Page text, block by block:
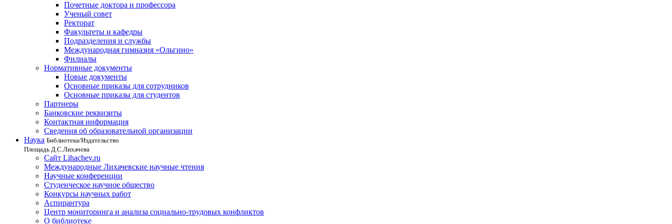
Почетные доктора и профессора
Ученый совет
Ректорат
Факультеты и кафедры
Подразделения и службы
Международная гимназия «Ольгино»
Филиалы
Нормативные документы
Новые документы
Основные приказы для сотрудников
Основные приказы для студентов
Партнеры
Банковские реквизиты
Контактная информация
Сведения об образовательной организации
Наука Библиотека/Издательство
Площадь Д.С.Лихачева
Сайт Lihachev.ru
Международные Лихачевские научные чтения
Научные конференции
Студенческое научное общество
Конкурсы научных работ
Аспирантура
Центр мониторинга и анализа социально-трудовых конфликтов
О библиотеке